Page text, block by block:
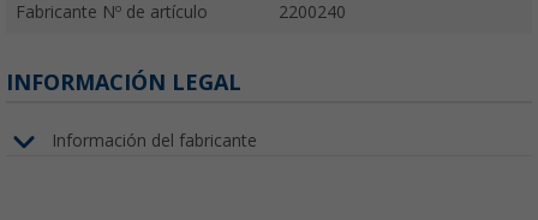
Fabricante Nº de artículo 2200240
INFORMACIÓN LEGAL
Información del fabricante